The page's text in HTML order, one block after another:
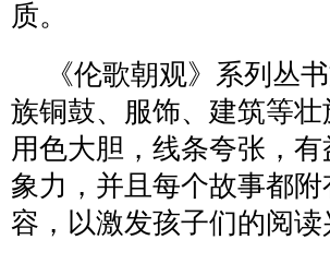
质。
《伦歌朝观》系列丛
族铜鼓、服饰、建筑等
用色大胆，线条夸张，
象力，并且每个故事都
容，以激发孩子们的阅